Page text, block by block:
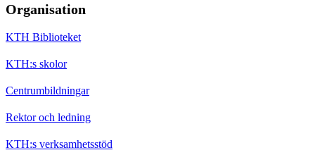
Organisation
KTH Biblioteket
KTH:s skolor
Centrumbildningar
Rektor och ledning
KTH:s verksamhetsstöd